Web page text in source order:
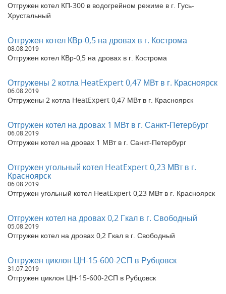
трубы) в Томскую область, г. Томск
Отгружен Батарейный циклон БЦ-2-7х(5+3) в республику
Отгружен парогенератор Е-0,7-0,9 газовый Республика
Беларусь
Отгружен котел 0,47 в Красноярский край, с. Шалинское
Отгружен котел 0,4 Гкал в г. Коломна
Отгружен котел угольный 0,4 Гкал в г. Томск
область
Отгружен котел угольный 0,5 Гкал в г. Бахчисарай Республика
Отгружен котел угольный 1,1 Гкал в г. Бахчисарай Республика
Крым
Отгружен твердотопливный паровой котел 300 кг в час в с.
Благовещенка Алтайский край
Благовещенск Амурская обл
Отгружен дизельный парогенератор 700 кг в час в г. Омск
Омская область
Отгружен твердотопливный парогенератор 700 кг в час в г.
Чита
Отгружен котел 0,3 Гкал в г. Великие Луки Московская область
Отгружен котел КП-300 в водогрейном режиме в г. Гусь-
Хрустальный
Отгружен котел КВр-0,5 на дровах в г. Кострома
08.08.2019
Отгружен котел КВр-0,5 на дровах в г. Кострома
Отгружены 2 котла HeatExpert 0,47 МВт в г. Красноярск
06.08.2019
Отгружены 2 котла HeatExpert 0,47 МВт в г. Красноярск
Отгружен котел на дровах 1 МВт в г. Санкт-Петербург
06.08.2019
Отгружен котел на дровах 1 МВт в г. Санкт-Петербург
Отгружен угольный котел HeatExpert 0,23 МВт в г.
Красноярск
06.08.2019
Отгружен угольный котел HeatExpert 0,23 МВт в г. Красноярск
Отгружен котел на дровах 0,2 Гкал в г. Свободный
05.08.2019
Отгружен котел на дровах 0,2 Гкал в г. Свободный
Отгружен циклон ЦН-15-600-2СП в Рубцовск
31.07.2019
Отгружен циклон ЦН-15-600-2СП в Рубцовск